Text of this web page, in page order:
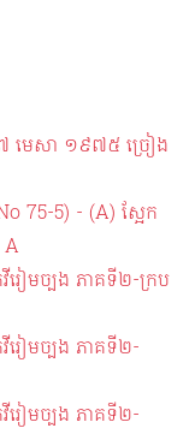
៧ មេសា ១៩៧៥ ច្រៀង
75-5) - (A) ស្អែក
A
ៀមច្បង ភាគទី២-ក្រប
រៀមច្បង ភាគទី២-
រៀមច្បង ភាគទី២-